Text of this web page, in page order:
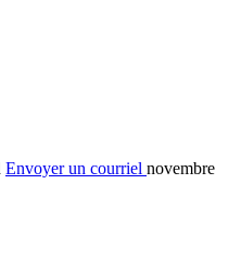
Envoyer un courriel novembre